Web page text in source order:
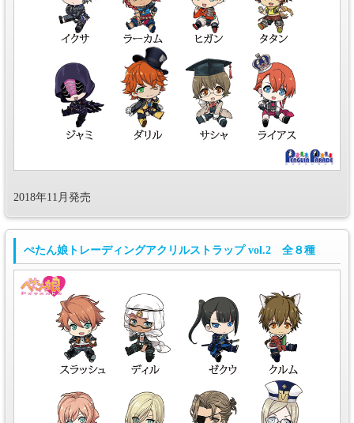
2018年11月発売
ぺたん娘トレーディングアクリルストラップ vol.2 全８種